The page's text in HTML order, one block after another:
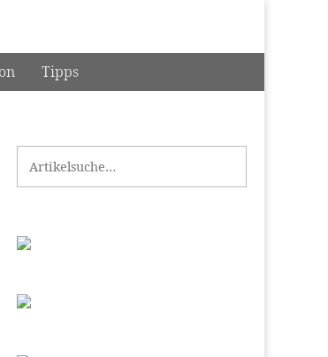
Tipps